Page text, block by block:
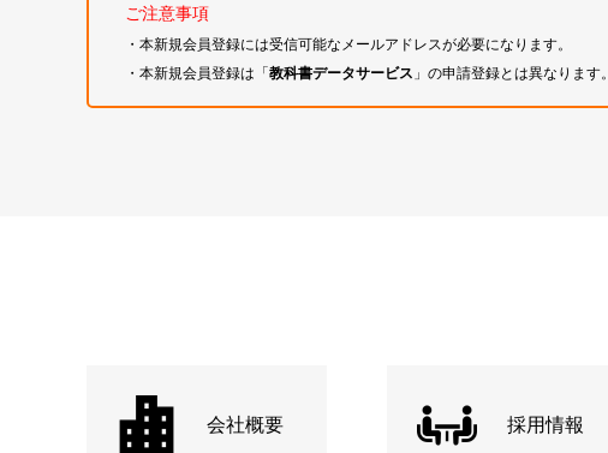
ご注意事項
・本新規会員登録には受信可能なメールアドレスが必要になります。
・本新規会員登録は「教科書データサービス 」の申請登録とは異なります。
会社概要 採用情報